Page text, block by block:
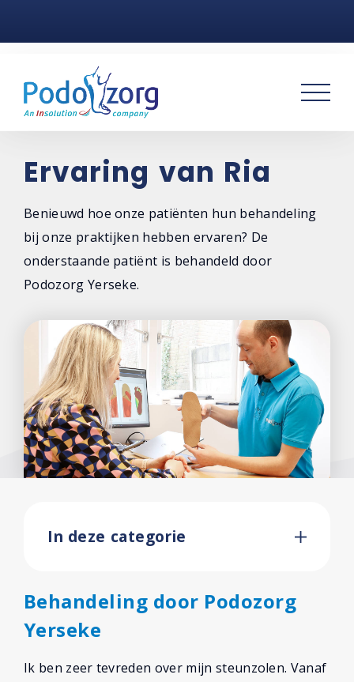
Voetklachten
Podotherapie
Praktijken
Contact
Ervaring van Ria
Benieuwd hoe onze patiënten hun behandeling
bij onze praktijken hebben ervaren? De
onderstaande patiënt is behandeld door
Podozorg Yerseke.
In deze categorie
Behandeling door Podozorg
Yerseke
Ik ben zeer tevreden over mijn steunzolen. Vanaf